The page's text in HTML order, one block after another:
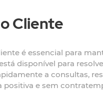
Cliente
é essencial para
disponível para
a consultas,
positiva e sem